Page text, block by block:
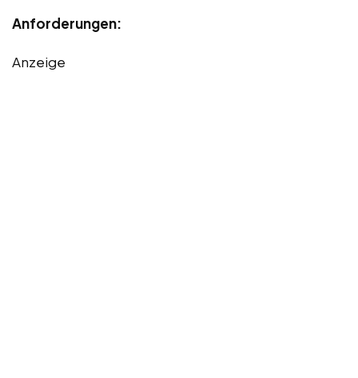
Anforderungen:
Anzeige